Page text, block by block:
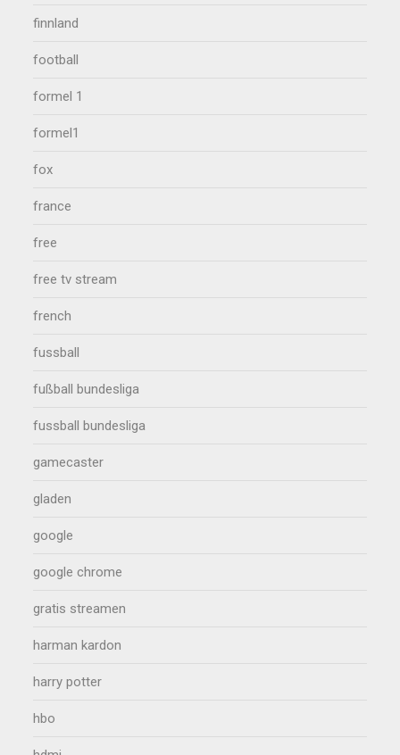
finnland
football
formel 1
formel1
fox
france
free
free tv stream
french
fussball
fußball bundesliga
fussball bundesliga
gamecaster
gladen
google
google chrome
gratis streamen
harman kardon
harry potter
hbo